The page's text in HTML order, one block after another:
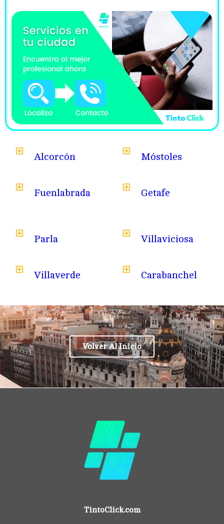
Alcorcón
Fuenlabrada
Móstoles
Getafe
Parla
Villaverde
Villaviciosa
Carabanchel
Volver Al Inicio
TintoClick.com